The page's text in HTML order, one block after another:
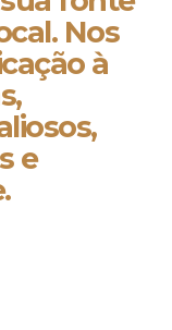
Nos
à
e